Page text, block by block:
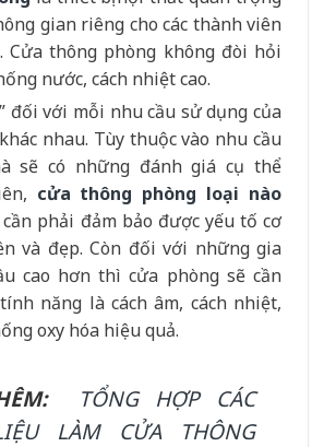
gian riêng cho các thành viên
Cửa thông phòng không đòi hỏi
nước, cách nhiệt cao.
đối với mỗi nhu cầu sử dụng của
nhau. Tùy thuộc vào nhu cầu
sẽ có những đánh giá cụ thể
cửa thông phòng loại nào
phải đảm bảo được yếu tố cơ
và đẹp. Còn đối với những gia
cao hơn thì cửa phòng sẽ cần
năng là cách âm, cách nhiệt,
oxy hóa hiệu quả.
TỔNG HỢP CÁC
LÀM CỬA THÔNG